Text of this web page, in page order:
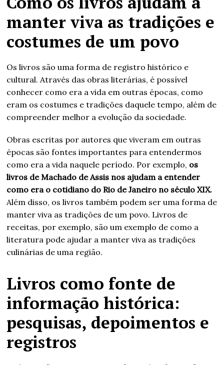
manter viva as tradições e
costumes de um povo
Os livros são uma forma de registro histórico e
cultural. Através das obras literárias, é possível
conhecer como era a vida em outras épocas, como
eram os costumes e tradições daquele tempo, além de
compreender melhor a evolução da sociedade.
Obras escritas por autores que viveram em outras
épocas são fontes importantes para entendermos
como era a vida naquele período. Por exemplo, os
livros de Machado de Assis nos ajudam a entender
como era o cotidiano do Rio de Janeiro no século XIX.
Além disso, os livros também podem ser uma forma de
manter viva as tradições de um povo. Livros de
receitas, por exemplo, são um exemplo de como a
literatura pode ajudar a manter viva as tradições
culinárias de uma região.
Livros como fonte de
informação histórica:
pesquisas, depoimentos e
registros